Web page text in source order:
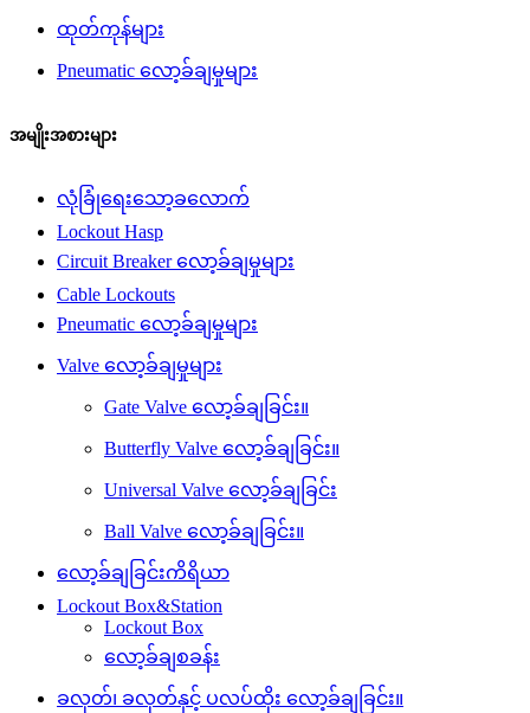
ထုတ်ကုန်များ
Pneumatic လော့ခ်ချမှုများ
အမျိုးအစားများ
လုံခြုံရေးသော့ခလောက်
Lockout Hasp
Circuit Breaker လော့ခ်ချမှုများ
Cable Lockouts
Pneumatic လော့ခ်ချမှုများ
Valve လော့ခ်ချမှုများ
Gate Valve လော့ခ်ချခြင်း။
Butterfly Valve လော့ခ်ချခြင်း။
Universal Valve လော့ခ်ချခြင်း
Ball Valve လော့ခ်ချခြင်း။
လော့ခ်ချခြင်းကိရိယာ
Lockout Box&Station
Lockout Box
လော့ခ်ချစခန်း
ခလုတ်၊ ခလုတ်နှင့် ပလပ်ထိုး လော့ခ်ချခြင်း။